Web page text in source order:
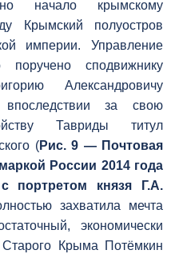
начало крымскому
Крымский полуостров
империи. Управление
сподвижнику
Александровичу
впоследствии за свою
Тавриды титул
(Рис. 9 — Почтовая
России 2014 года
портретом князя Г.А.
захватила мечта
экономически
Крыма Потёмкин